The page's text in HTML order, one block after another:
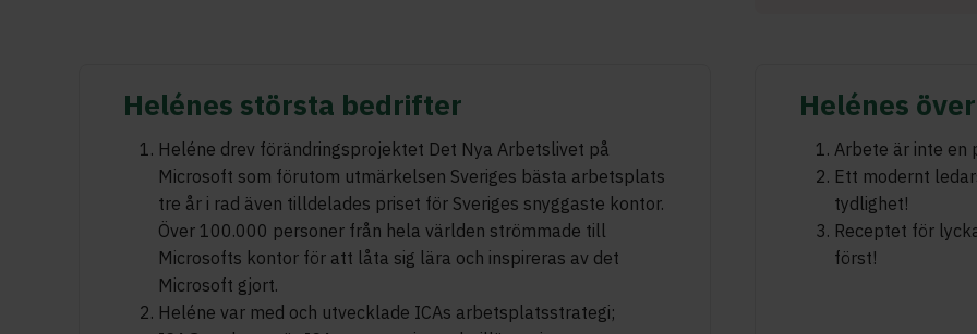
Helénes största bedrifter
Heléne drev förändringsprojektet Det Nya Arbetslivet på
Microsoft som förutom utmärkelsen Sveriges bästa arbetsplats
tre år i rad även tilldelades priset för Sveriges snyggaste kontor.
Över 100.000 personer från hela världen strömmade till
Microsofts kontor för att låta sig lära och inspireras av det
Microsoft gjort.
Heléne var med och utvecklade ICAs arbetsplatsstrategi;
Helénes
Arbete är inte en
Ett modernt
tydlighet!
Receptet för
först!